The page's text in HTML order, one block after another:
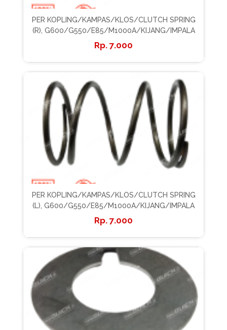
PER KOPLING/KAMPAS/KLOS/CLUTCH SPRING
(R), G600/G550/E85/M1000A/KIJANG/IMPALA
7.000
PER KOPLING/KAMPAS/KLOS/CLUTCH SPRING
(L), G600/G550/E85/M1000A/KIJANG/IMPALA
7.000